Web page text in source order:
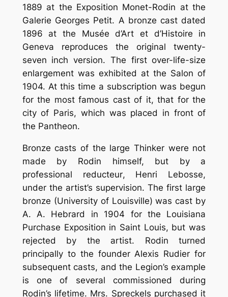
1889 at the Exposition Monet-Rodin at the
Galerie Georges Petit. A bronze cast dated
1896 at the Musée d’Art et d’Histoire in
Geneva reproduces the original twenty-
seven inch version. The first over-life-size
enlargement was exhibited at the Salon of
1904. At this time a subscription was begun
for the most famous cast of it, that for the
city of Paris, which was placed in front of
the Pantheon.
Bronze casts of the large Thinkerwere not
made by Rodin himself, but by a
professional reducteur, Henri Lebosse,
under the artist’s supervision. The first large
bronze (University of Louisville) was cast by
A. A. Hebrard in 1904 for the Louisiana
Purchase Exposition in Saint Louis, but was
rejected by the artist. Rodin turned
principally to the founder Alexis Rudier for
subsequent casts, and the Legion’s example
is one of several commissioned during
Rodin’s lifetime. Mrs. Spreckels purchased it